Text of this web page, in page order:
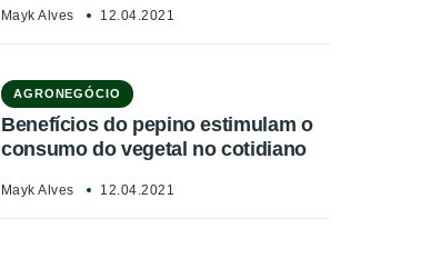
Mayk Alves 12.04.2021
AGRONEGÓCIO
Benefícios do pepino estimulam o
consumo do vegetal no cotidiano
Mayk Alves 12.04.2021